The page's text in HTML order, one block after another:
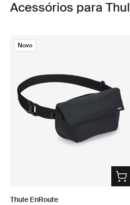
Acessórios para
Novo
Thule EnRoute